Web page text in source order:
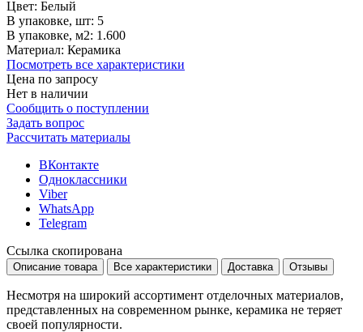
Цвет: Белый
В упаковке, шт: 5
В упаковке, м2: 1.600
Материал: Керамика
Посмотреть все характеристики
Цена по запросу
Нет в наличии
Сообщить о поступлении
Задать вопрос
Рассчитать материалы
ВКонтакте
Одноклассники
Viber
WhatsApp
Telegram
Ссылка скопирована
Описание товара Все характеристики Доставка Отзывы
Несмотря на широкий ассортимент отделочных материалов,
представленных на современном рынке, керамика не теряет
своей популярности.